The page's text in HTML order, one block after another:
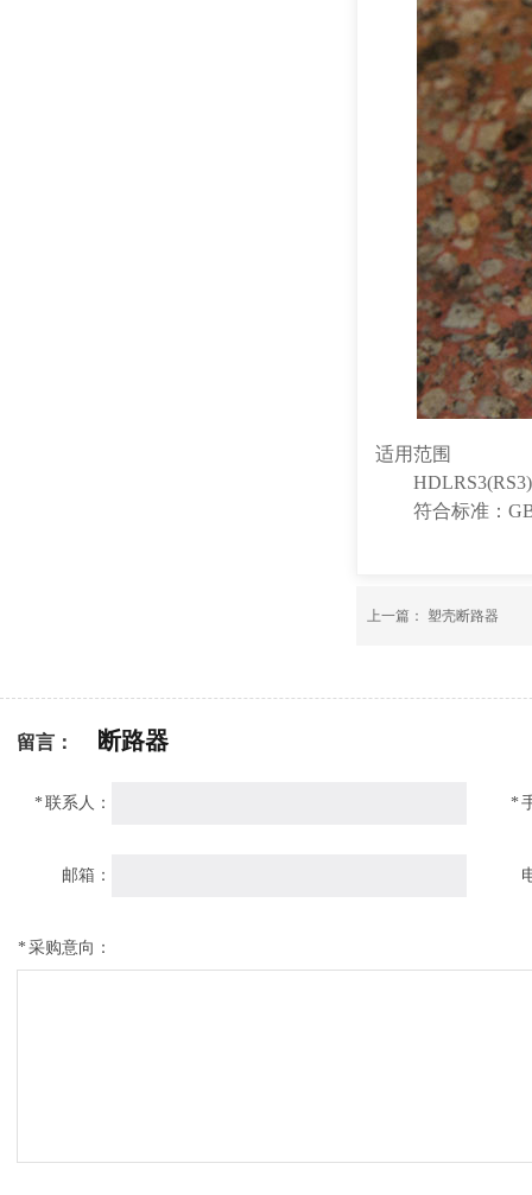
适用范围
HDLRS3(RS3)
符合标准：
上一篇： 塑壳断路器
留言： 断路器
*联系人： *
邮箱：
*采购意向：